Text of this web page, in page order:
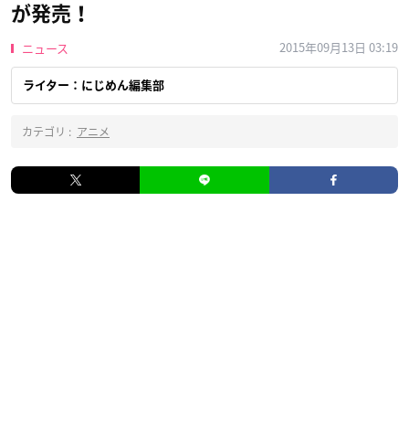
が発売！
ニュース 2015年09月13日 03:19
ライター：にじめん編集部
カテゴリ : アニメ